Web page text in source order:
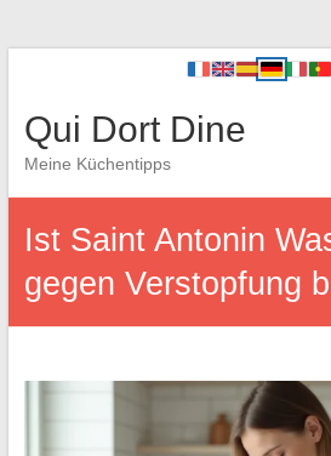
Qui Dort Dine
Meine Küchentipps
Ist Saint Antonin
gegen Verstopfung